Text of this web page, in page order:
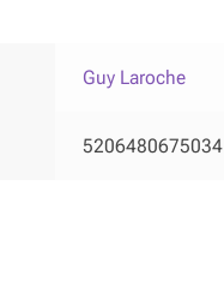
Guy Laroche
5206480675034